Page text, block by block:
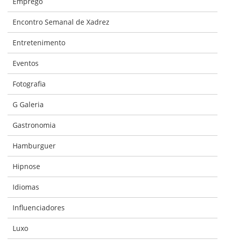
Encontro Semanal de Xadrez
Entretenimento
Eventos
Fotografia
G Galeria
Gastronomia
Hamburguer
Hipnose
Idiomas
Influenciadores
Luxo